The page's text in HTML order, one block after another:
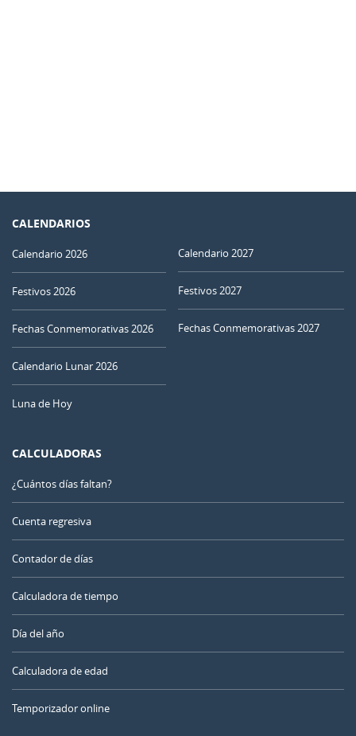
CALENDARIOS
Calendario 2026
Festivos 2026
Fechas Conmemorativas 2026
Calendario Lunar 2026
Luna de Hoy
Calendario 2027
Festivos 2027
Fechas Conmemorativas 2027
CALCULADORAS
¿Cuántos días faltan?
Cuenta regresiva
Contador de días
Calculadora de tiempo
Día del año
Calculadora de edad
Temporizador online